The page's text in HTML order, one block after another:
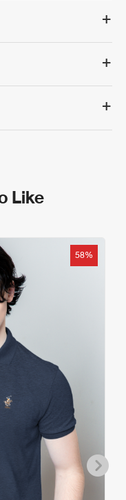
ง
LINE @bhpcthailand
มบูรณ์และไม่ผ่านการซัก
return
Like
58%